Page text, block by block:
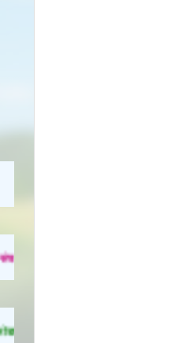
सोडवण्यासाठी येथे क्लिक करा.
प्रश्न पाहण्यासाठी येथे क्लिक